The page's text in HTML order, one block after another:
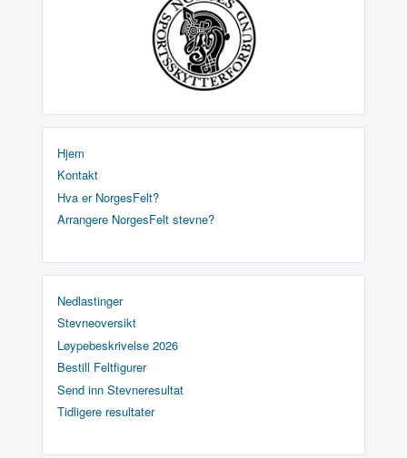
Hjem
Kontakt
Hva er NorgesFelt?
Arrangere NorgesFelt stevne?
Nedlastinger
Stevneoversikt
Løypebeskrivelse 2026
Bestill Feltfigurer
Send inn Stevneresultat
Tidligere resultater